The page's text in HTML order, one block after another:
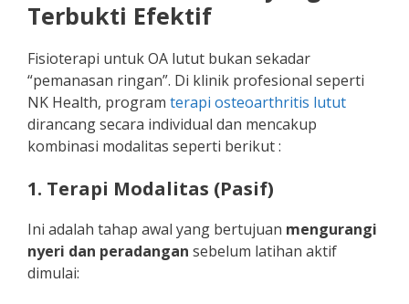
Terbukti Efektif
Fisioterapi untuk OA lutut bukan sekadar
“pemanasan ringan”. Di klinik profesional seperti
NK Health, program terapi osteoarthritis lutut
dirancang secara individual dan mencakup
kombinasi modalitas seperti berikut :
1. Terapi Modalitas (Pasif)
Ini adalah tahap awal yang bertujuan mengurangi
nyeri dan peradangan sebelum latihan aktif
dimulai: